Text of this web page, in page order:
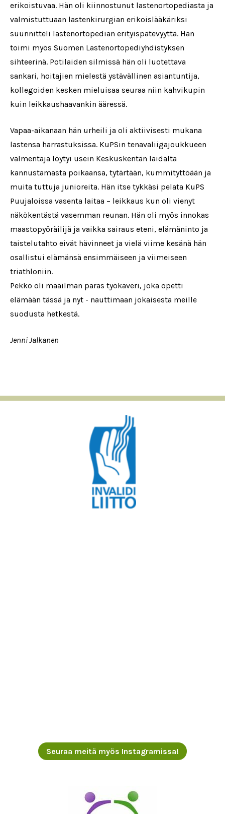
erikoistuvaa. Hän oli kiinnostunut lastenortopediasta ja
valmistuttuaan lastenkirurgian erikoislääkäriksi
suunnitteli lastenortopedian erityispätevyyttä. Hän
toimi myös Suomen Lastenortopediyhdistyksen
sihteerinä. Potilaiden silmissä hän oli luotettava
sankari, hoitajien mielestä ystävällinen asiantuntija,
kollegoiden kesken mieluisaa seuraa niin kahvikupin
kuin leikkaushaavankin ääressä.
Vapaa-aikanaan hän urheili ja oli aktiivisesti mukana
lastensa harrastuksissa. KuPSin tenavaliigajoukkueen
valmentaja löytyi usein Keskuskentän laidalta
kannustamasta poikaansa, tytärtään, kummityttöään ja
muita tuttuja junioreita. Hän itse tykkäsi pelata KuPS
Puujaloissa vasenta laitaa – leikkaus kun oli vienyt
näkökentästä vasemman reunan. Hän oli myös innokas
maastopyöräilijä ja vaikka sairaus eteni, elämäninto ja
taistelutahto eivät hävinneet ja vielä viime kesänä hän
osallistui elämänsä ensimmäiseen ja viimeiseen
triathloniin.
Pekko oli maailman paras työkaveri, joka opetti
elämään tässä ja nyt - nauttimaan jokaisesta meille
suodusta hetkestä.
Jenni Jalkanen
Seuraa meitä myös Instagramissa!